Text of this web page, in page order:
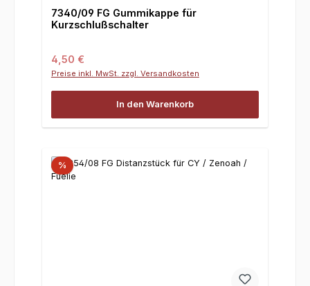
7340/09 FG Gummikappe für
Kurzschlußschalter
Regulärer Preis:
4,50 €
Preise inkl. MwSt. zzgl. Versandkosten
In den Warenkorb
%